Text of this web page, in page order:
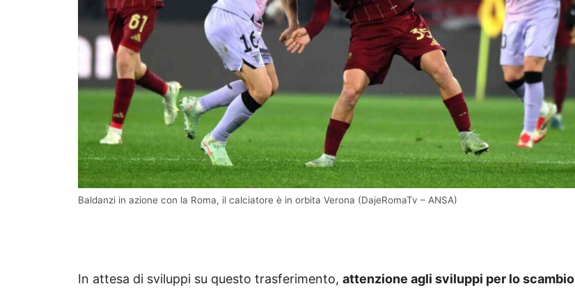
Baldanzi in azione con la Roma, il calciatore è in orbita Verona (DajeRomaTv – ANSA)
In attesa di sviluppi su questo trasferimento, attenzione agli sviluppi per lo scambio